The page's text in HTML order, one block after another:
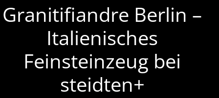
Granitifiandre Berlin –
Italienisches
Feinsteinzeug bei
steidten+